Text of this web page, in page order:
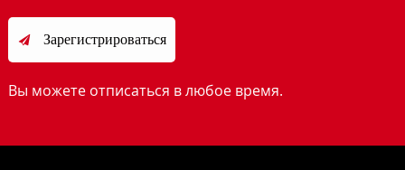
 Зарегистрироваться
Вы можете отписаться в любое время.